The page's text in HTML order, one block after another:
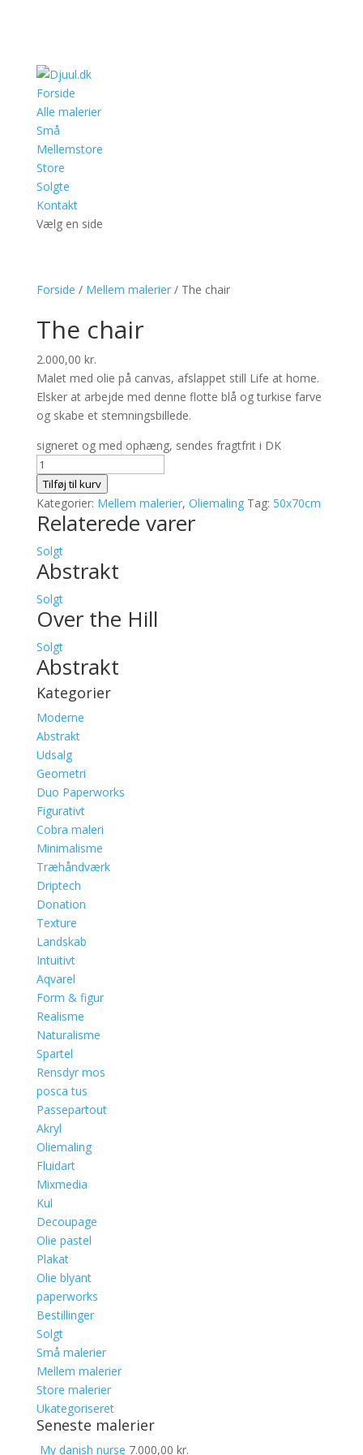
Forside
Alle malerier
Små
Mellemstore
Store
Solgte
Kontakt
Vælg en side
Forside / Mellem malerier/ The chair
The chair
2.000,00 kr.
Malet med olie på canvas, afslappet still Life at home.
Elsker at arbejde med denne flotte blå og turkise farve
og skabe et stemningsbillede.
signeret og med ophæng, sendes fragtfrit i DK
The
chair
antal
Tilføj til kurv
Kategorier: Mellem malerier, Oliemaling Tag: 50x70cm
Relaterede varer
Solgt
Abstrakt
Solgt
Over the Hill
Solgt
Abstrakt
Kategorier
Moderne
Abstrakt
Udsalg
Geometri
Duo Paperworks
Figurativt
Cobra maleri
Minimalisme
Træhåndværk
Driptech
Donation
Texture
Landskab
Intuitivt
Aqvarel
Form & figur
Realisme
Naturalisme
Spartel
Rensdyr mos
posca tus
Passepartout
Akryl
Oliemaling
Fluidart
Mixmedia
Kul
Decoupage
Olie pastel
Plakat
Olie blyant
paperworks
Bestillinger
Solgt
Små malerier
Mellem malerier
Store malerier
Ukategoriseret
Seneste malerier
My danish nurse 7.000,00 kr.